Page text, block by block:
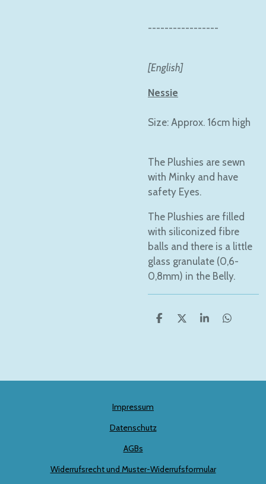
-----------------
[English]
Nessie
Size: Approx. 16cm high
The Plushies are sewn
with Minky and have
safety Eyes.
The Plushies are filled
with siliconized fibre
balls and there is a little
glass granulate (0,6-
0,8mm) in the Belly.
S
S
S
S
Impressum
Datenschutz
AGBs
Widerrufsrecht und Muster-Widerrufsformular